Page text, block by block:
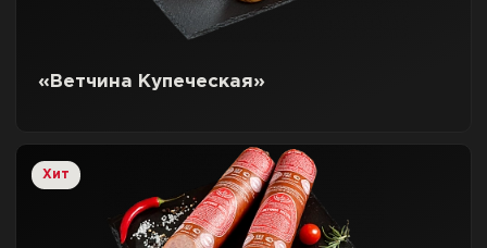
«Ветчина Купеческая»
Хит